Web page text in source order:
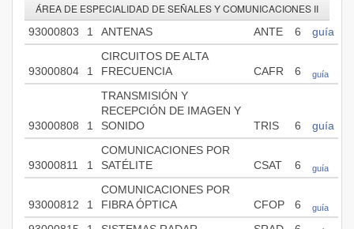
ÁREA DE ESPECIALIDAD DE SEÑALES Y COMUNICACIONES II
93000803 1 ANTENAS ANTE 6 guía
93000804 1
CIRCUITOS DE ALTA
FRECUENCIA
CAFR 6 guía
93000808 1
TRANSMISIÓN Y
RECEPCIÓN DE IMAGEN Y
SONIDO
TRIS 6 guía
93000811 1
COMUNICACIONES POR
SATÉLITE
CSAT 6 guía
93000812 1
COMUNICACIONES POR
FIBRA ÓPTICA
CFOP 6 guía